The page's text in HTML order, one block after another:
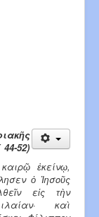
52)
ἐκείνῳ,
ὁ Ἰη­σοῦς
εἰς τὴν
καὶ